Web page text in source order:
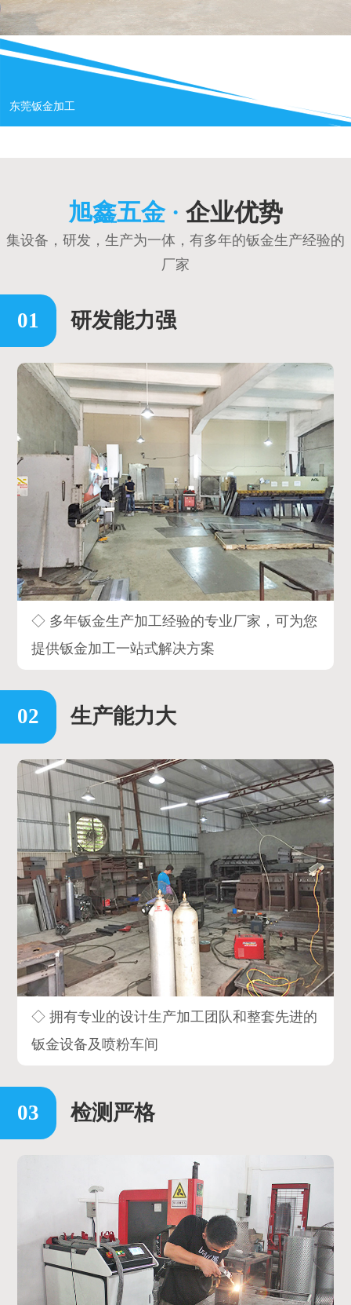
东莞钣金加工
旭鑫五金 · 企业优势
集设备，研发，生产为一体，有多年的钣金生产经验的
厂家
研发能力强
◇ 多年钣金生产加工经验的专业厂家，可为您
提供钣金加工一站式解决方案
生产能力大
◇ 拥有专业的设计生产加工团队和整套先进的
钣金设备及喷粉车间
检测严格